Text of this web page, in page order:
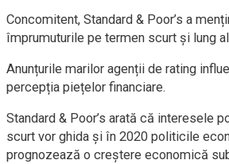
Concomitent, Standard & Poor’s a
împrumuturile pe termen scurt și lung
Anunțurile marilor agenții de rating
percepția piețelor financiare.
Standard & Poor’s arată că interesele
scurt vor ghida și în 2020 politicile
prognozează o creștere economică